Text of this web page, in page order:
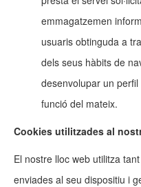
emmagatzemen
usuaris obtinguda a
dels seus hàbits de
desenvolupar un
funció del mateix.
Cookies utilitzades al
El nostre lloc web utilitza
enviades al seu dispositiu i